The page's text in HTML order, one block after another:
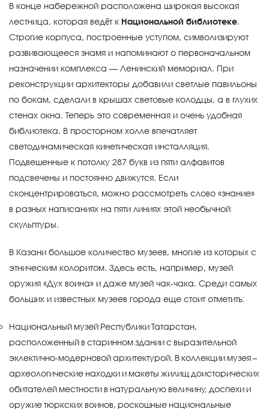
В конце набережной расположена широкая высокая
лестница, которая ведёт к Национальной библиотеке.
Строгие корпуса, построенные уступом, символизируют
развивающееся знамя и напоминают о первоначальном
назначении комплекса — Ленинский мемориал. При
реконструкции архитекторы добавили светлые павильоны
по бокам, сделали в крышах световые колодцы, а в глухих
стенах окна. Теперь это современная и очень удобная
библиотека. В просторном холле впечатляет
светодинамическая кинетическая инсталляция.
Подвешенные к потолку 287 букв из пяти алфавитов
подсвечены и постоянно движутся. Если
сконцентрироваться, можно рассмотреть слово «знание»
в разных написаниях на пяти линиях этой необычной
скульптуры.
В Казани большое количество музеев, многие из которых с
этническим колоритом. Здесь есть, например, музей
оружия «Дух воина» и даже музей чак-чака. Среди самых
больших и известных музеев города еще стоит отметить:
Национальный музей Республики Татарстан,
расположенный в старинном здании с выразительной
эклектично-модерновой архитектурой. В коллекции музея –
археологические находки и макеты жилищ доисторических
обитателей местности в натуральную величину, доспехи и
оружие тюркских воинов, роскошные национальные